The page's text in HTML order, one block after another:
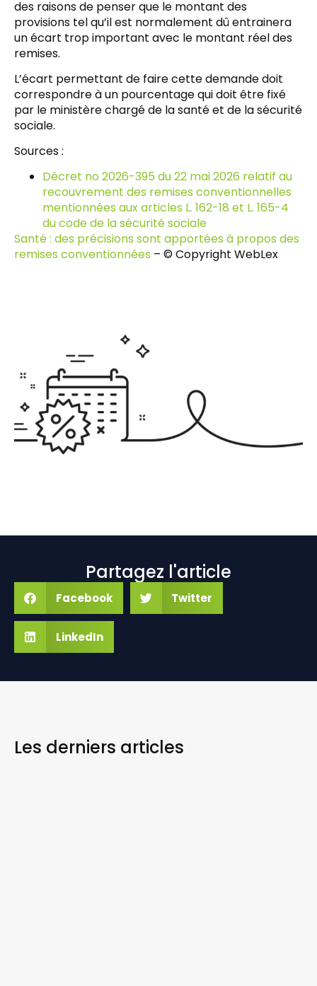
des raisons de penser que le montant des
provisions tel qu’il est normalement dû entrainera
un écart trop important avec le montant réel des
remises.
L’écart permettant de faire cette demande doit
correspondre à un pourcentage qui doit être fixé
par le ministère chargé de la santé et de la sécurité
sociale.
Sources :
Décret no 2026-395 du 22 mai 2026 relatif au
recouvrement des remises conventionnelles
mentionnées aux articles L. 162-18 et L. 165-4
du code de la sécurité sociale
Santé : des précisions sont apportées à propos des
remises conventionnées – © Copyright WebLex
Partagez l'article
Facebook Twitter
LinkedIn
Les derniers articles